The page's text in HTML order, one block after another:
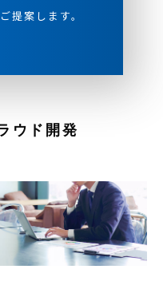
提案します。
ウド開発